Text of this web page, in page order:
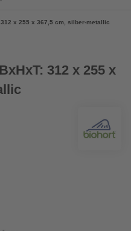
x 255 x 367,5 cm, silber-metallic
312 x 255 x